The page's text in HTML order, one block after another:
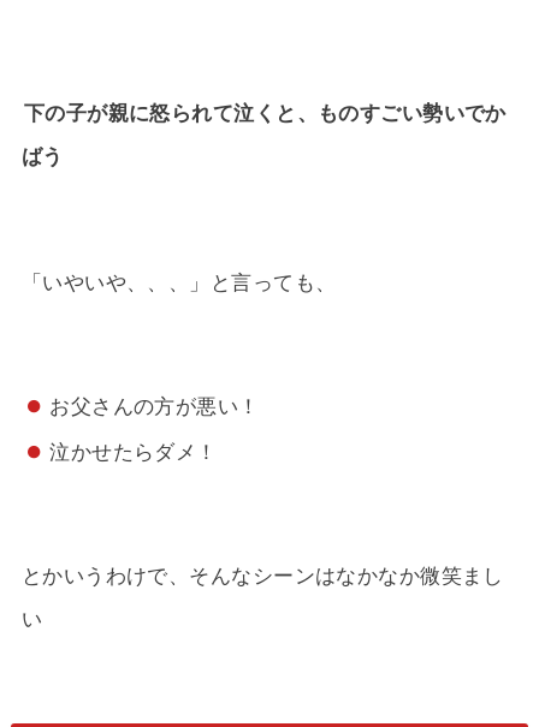
下の子が親に怒られて泣くと、ものすごい勢いでか
ばう
「いやいや、、、」と言っても、
お父さんの方が悪い！
泣かせたらダメ！
とかいうわけで、そんなシーンはなかなか微笑まし
い